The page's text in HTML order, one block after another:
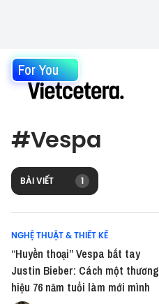
For You
#Vespa
BÀI VIẾT 1
NGHỆ THUẬT & THIẾT KẾ
“Huyền thoại” Vespa bắt tay
Justin Bieber: Cách một thương
hiệu 76 năm tuổi làm mới mình